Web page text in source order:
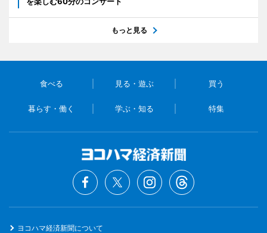
もっと見る
食べる 見る・遊ぶ 買う
暮らす・働く 学ぶ・知る 特集
ヨコハマ経済新聞について